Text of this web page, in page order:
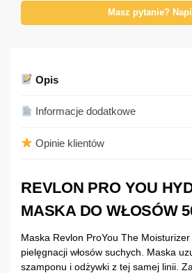
Masz pytanie?
Opis
Informacje dodatkowe
Opinie klientów
REVLON PRO YOU
MASKA DO WŁOSÓW
Maska Revlon ProYou The
pielęgnacji włosów suchych. Maska
szamponu i odżywki z tej samej linii.